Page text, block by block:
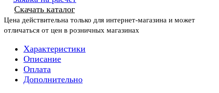
Скачать каталог
Цена действительна только для интернет-магазина и может
отличаться от цен в розничных магазинах
Характеристики
Описание
Оплата
Дополнительно